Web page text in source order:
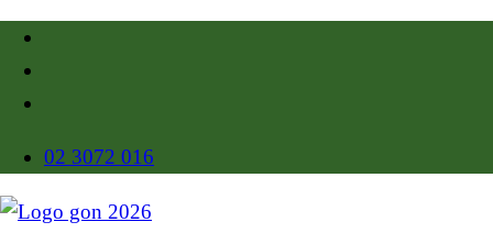
02 3072 016